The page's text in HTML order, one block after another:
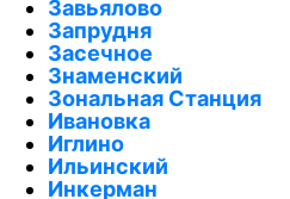
Завьялово
Запрудня
Засечное
Знаменский
Зональная Станция
Ивановка
Иглино
Ильинский
Инкерман